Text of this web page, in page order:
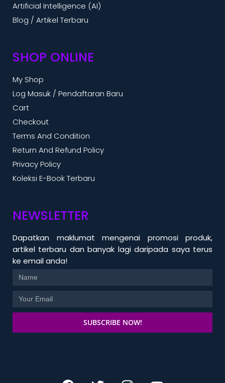
Artificial Intelligence (AI)
Blog / Artikel Terbaru
SHOP ONLINE
My Shop
Log Masuk / Pendaftaran Baru
Cart
Checkout
Terms And Condition
Return And Refund Policy
Privacy Policy
Koleksi E-Book Terbaru
NEWSLETTER
Dapatkan maklumat mengenai promosi produk,
artikel terbaru dan banyak lagi daripada saya terus
ke email anda!
SUBSCRIBE NOW!